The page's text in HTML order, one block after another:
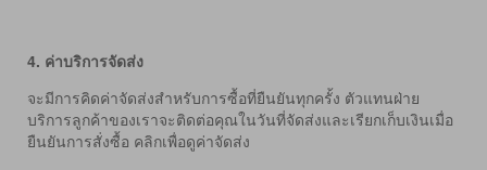
4. ค่าบริการจัดส่ง
จะมีการคิดค่าจัดส่งสำหรับการซื้อที่ยืนยันทุกครั้ง ตัวแทนฝ่าย
บริการลูกค้าของเราจะติดต่อคุณในวันที่จัดส่งและเรียกเก็บเงินเมื่อ
ยืนยันการสั่งซื้อ คลิกเพื่อดูค่าจัดส่ง